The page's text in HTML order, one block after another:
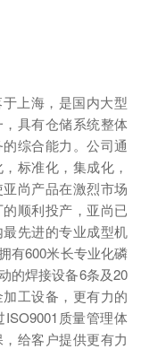
上海，是国内大型
具有仓储系统整体
综合能力。公司通
标准化，集成化，
尚产品在激烈市场
顺利投产，亚尚已
先进的专业成型机
有600米长专业化磷
的焊接设备6条及20
工设备，更有力的
质量管理体
给客户提供更有力